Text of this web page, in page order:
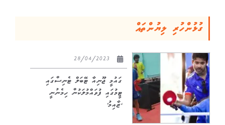
ގުޅުންހުރި ލިޔުންތައް
ގައުމީ ޖޫނިއާ ޓޭބަލް ޓެނިސްގައި
ޓީމުގައި ފުވައްމުލަކުން ހިމެނުނީ
‘ޒާއިމު’